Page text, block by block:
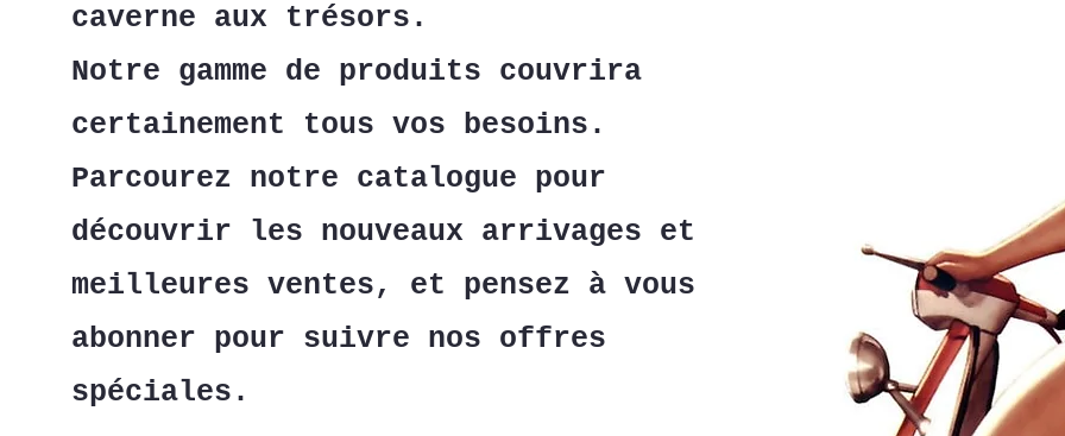
caverne aux trésors.
Notre gamme de produits couvrira
certainement tous vos besoins.
Parcourez notre catalogue pour
découvrir les nouveaux arrivages et
meilleures ventes, et pensez à vous
abonner pour suivre nos offres
spéciales.